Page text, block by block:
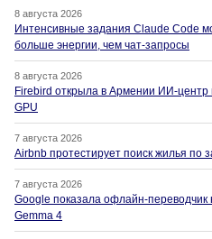
8 августа 2026
Интенсивные задания Claude Code
больше энергии, чем чат-запросы
8 августа 2026
Firebird открыла в Армении ИИ-центр
GPU
7 августа 2026
Airbnb протестирует поиск жилья по
7 августа 2026
Google показала офлайн-переводчик
Gemma 4